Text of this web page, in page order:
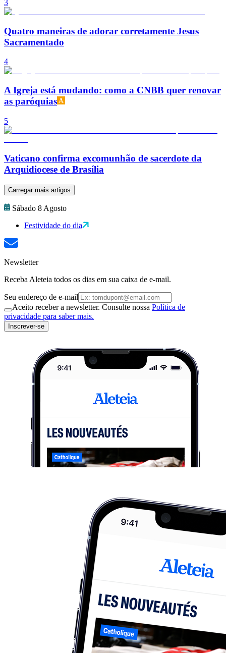
3
Quatro maneiras de adorar corretamente Jesus
Sacramentado
4
A Igreja está mudando: como a CNBB quer renovar
as paróquias
5
Vaticano confirma excomunhão de sacerdote da
Arquidiocese de Brasília
Carregar mais artigos
Sábado 8 Agosto
Festividade do dia
Newsletter
Receba Aleteia todos os dias em sua caixa de e-mail.
Seu endereço de e-mail
Aceito receber a newsletter. Consulte nossa Política de
privacidade para saber mais.
Inscrever-se